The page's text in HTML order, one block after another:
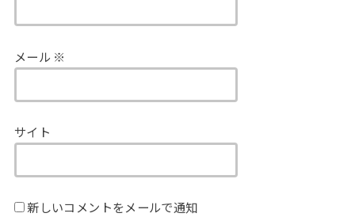
メール ※
サイト
新しいコメントをメールで通知